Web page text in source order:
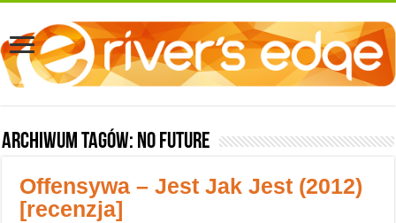
Archiwum tagów: No Future
Offensywa – Jest Jak Jest (2012)
[recenzja]